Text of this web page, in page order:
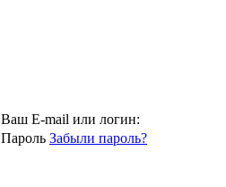
Ваш E-mail или логин:
Пароль Забыли пароль?